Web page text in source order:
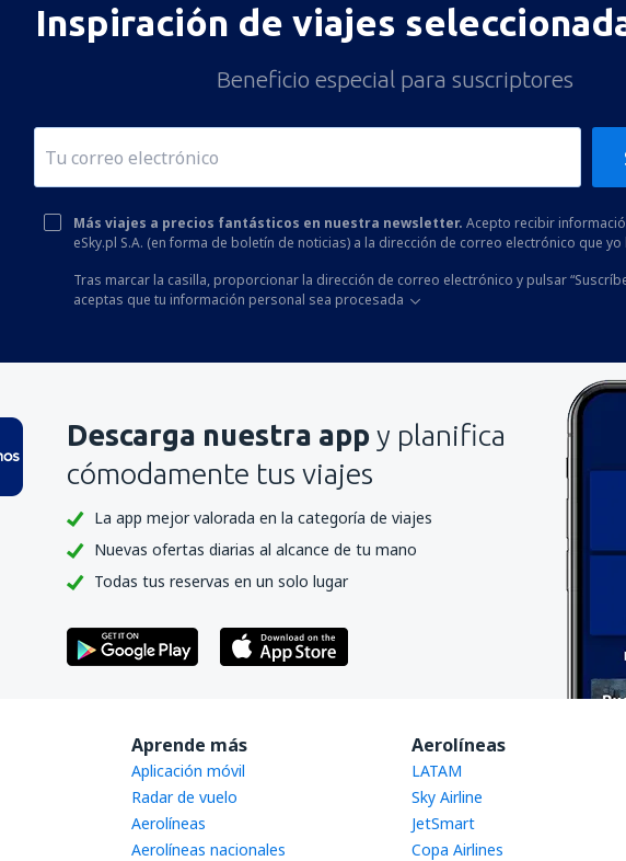
Inspiración de viajes
Beneficio especial para suscriptores
Más viajes a precios fantásticos en nuestra newsletter. Acepto recibir
eSky.pl S.A. (en forma de boletín de noticias) a la dirección de correo electrónico que
Tras marcar la casilla, proporcionar la dirección de correo electrónico y pulsar
aceptas que tu información personal sea procesada
Descarga nuestra app y planifica
cómodamente tus viajes
La app mejor valorada en la categoría de viajes
Nuevas ofertas diarias al alcance de tu mano
Todas tus reservas en un solo lugar
Aprende más
Aplicación móvil
Radar de vuelo
Aerolíneas
Aerolíneas nacionales
Aerolíneas
LATAM
Sky Airline
JetSmart
Copa Airlines